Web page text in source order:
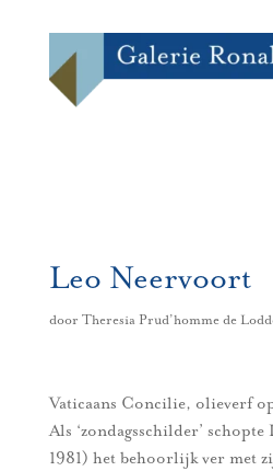
Leo Neervoort
door Theresia Prud’homme de
Vaticaans Concilie, olieverf
Als ‘zondagsschilder’
1981) het behoorlijk ver met